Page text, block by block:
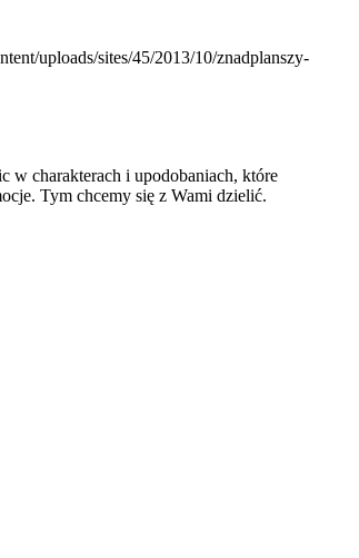
uploads/sites/45/2013/10/znadplanszy-
w charakterach i upodobaniach, które
Tym chcemy się z Wami dzielić.